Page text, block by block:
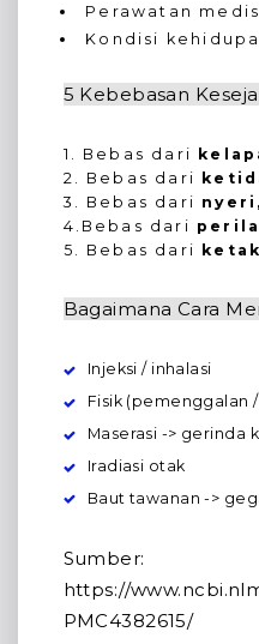
Perawatan
Kondisi
5 Kebebasan
1. Bebas dari
2. Bebas dari
3. Bebas dari
4.Bebas dari
5. Bebas dari
Bagaimana Cara
Injeksi / inhalasi
Fisik (pemenggalan
Maserasi -> gerinda
Iradiasi otak
Baut tawanan ->
Sumber:
https://
PMC4382615/